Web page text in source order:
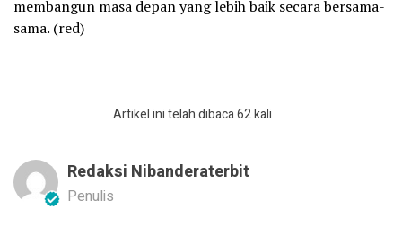
membangun masa depan yang lebih baik secara bersama-
sama. (red)
Artikel ini telah dibaca 62 kali
Redaksi Nibanderaterbit
Penulis